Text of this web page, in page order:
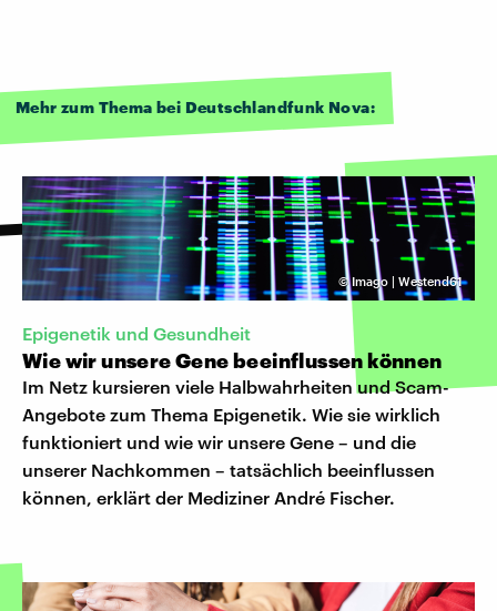
Mehr zum Thema bei Deutschlandfunk Nova:
©Imago | Westend61
Epigenetik und Gesundheit
Wie wir unsere Gene beeinflussen können
Im Netz kursieren viele Halbwahrheiten und Scam-
Angebote zum Thema Epigenetik. Wie sie wirklich
funktioniert und wie wir unsere Gene – und die
unserer Nachkommen – tatsächlich beeinflussen
können, erklärt der Mediziner André Fischer.